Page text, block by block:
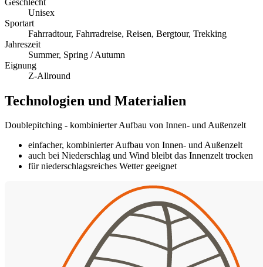
Unisex
Sportart
Fahrradtour, Fahrradreise, Reisen, Bergtour, Trekking
Jahreszeit
Summer, Spring / Autumn
Eignung
Z-Allround
Technologien und Materialien
Doublepitching - kombinierter Aufbau von Innen- und Außenzelt
einfacher, kombinierter Aufbau von Innen- und Außenzelt
auch bei Niederschlag und Wind bleibt das Innenzelt trocken
für niederschlagsreiches Wetter geeignet